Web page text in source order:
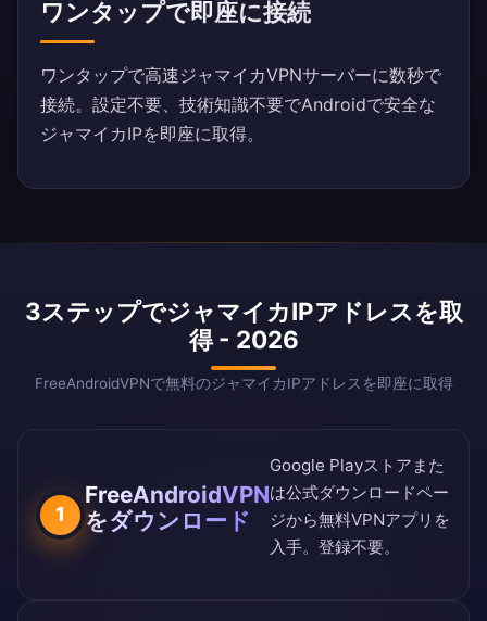
ワンタップで即座に接続
ワンタップで高速ジャマイカVPNサーバーに数秒で
接続。設定不要、技術知識不要でAndroidで安全な
ジャマイカIPを即座に取得。
3ステップでジャマイカIPアドレスを取
得 - 2026
FreeAndroidVPNで無料のジャマイカIPアドレスを即座に取得
1
FreeAndroidVPN
をダウンロード
Google Playストア また
は公式ダウンロードペー
ジから無料VPNアプリを
入手。登録不要。